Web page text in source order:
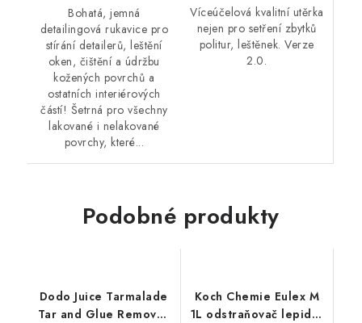
Bohatá, jemná
detailingová rukavice pro
stírání detailerů, leštění
oken, čištění a údržbu
kožených povrchů a
ostatních interiérových
částí! Šetrná pro všechny
lakované i nelakované
povrchy, které...
Víceúčelová kvalitní utěrka
nejen pro setření zbytků
politur, leštěnek. Verze
2.0.
Podobné produkty
Dodo Juice Tarmalade
Tar and Glue Remover
Koch Chemie Eulex M
1L odstraňovač lepidel